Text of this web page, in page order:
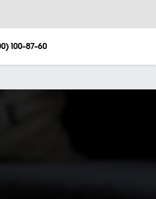
100-87-60